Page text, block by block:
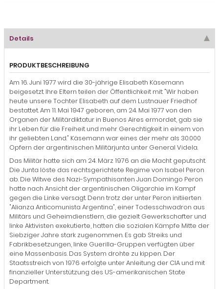
Details
PRODUKTBESCHREIBUNG
Am 16. Juni 1977 wird die 30-jährige Elisabeth Käsemann
beigesetzt. Ihre Eltern teilen der Öffentlichkeit mit: "Wir haben
heute unsere Tochter Elisabeth auf dem Lustnauer Friedhof
bestattet. Am 11. Mai 1947 geboren, am 24. Mai 1977 von den
Organen der Militärdiktatur in Buenos Aires ermordet, gab sie
ihr Leben für die Freiheit und mehr Gerechtigkeit in einem von
ihr geliebten Land." Käsemann war eines der mehr als 30.000
Opfern der argentinischen Militärjunta unter General Videla.
Das Militär hatte sich am 24. März 1976 an die Macht geputscht.
Die Junta löste das rechtsgerichtete Regime von Isabel Peron
ab. Die Witwe des Nazi-Sympathisanten Juan Domingo Peron
hatte nach Ansicht der argentinischen Oligarchie im Kampf
gegen die Linke versagt. Denn trotz der unter Peron initiierten
"Alianza Anticomunista Argentina", einer Todesschwadron aus
Militärs und Geheimdienstlern, die gezielt Gewerkschafter und
linke Aktivisten exekutierte, hatten die sozialen Kämpfe Mitte der
Siebziger Jahre stark zugenommen. Es gab Streiks und
Fabrikbesetzungen, linke Guerilla-Gruppen verfügten über
eine Massenbasis. Das System drohte zu kippen. Der
Staatsstreich von 1976 erfolgte unter Anleitung der CIA und mit
finanzieller Unterstützung des US-amerikanischen State
Department.